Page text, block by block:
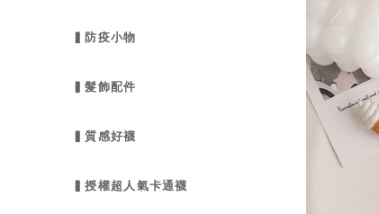
▍防疫小物
▍髮飾配件
▍質感好襪
▍授權超人氣卡通襪